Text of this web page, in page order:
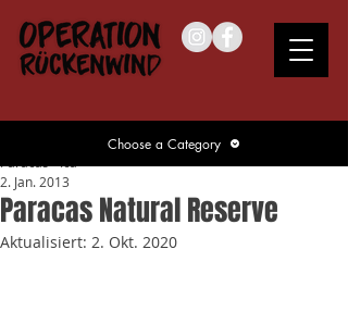
Paracas Natural Reserve
2. Jan. 2013
Aktualisiert: 2. Okt. 2020
Choose a Category